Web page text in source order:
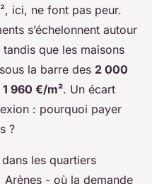
ici, ne font pas peur.
s’échelonnent autour
que les maisons
la barre des 2 000
1 960 €/m². Un écart
: pourquoi payer
?
les quartiers
- où la demande